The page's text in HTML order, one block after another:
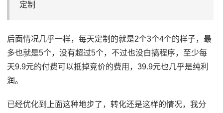
定制
后面情况几乎一样，每天定制的就是2个3个4个的样子，最
多也就是5个，没有超过5个，不过也没白搞程序，至少每
天9.9元的付费可以抵掉竞价的费用，39.9元也几乎是纯利
润。
已经优化到上面这种地步了，转化还是这样的情况，我分